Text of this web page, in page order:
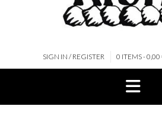
SIGN IN / REGISTER 0 ITEMS - 0,00